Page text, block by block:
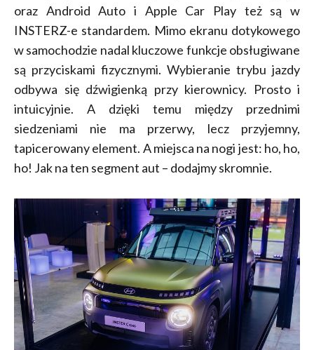
oraz Android Auto i Apple Car Play też są w
INSTERZ-e standardem. Mimo ekranu dotykowego
w samochodzie nadal kluczowe funkcje obsługiwane
są przyciskami fizycznymi. Wybieranie trybu jazdy
odbywa się dźwigienką przy kierownicy. Prosto i
intuicyjnie. A dzięki temu między przednimi
siedzeniami nie ma przerwy, lecz przyjemny,
tapicerowany element. A miejsca na nogi jest: ho, ho,
ho! Jak na ten segment aut – dodajmy skromnie.